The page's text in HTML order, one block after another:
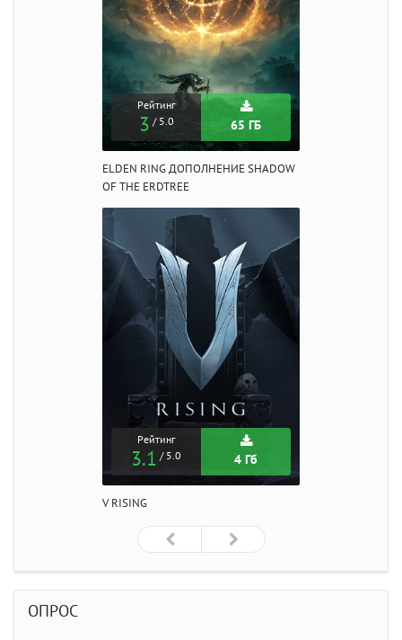
Рейтинг
3 / 5.0 65 ГБ
ELDEN RING ДОПОЛНЕНИЕ SHADOW
OF THE ERDTREE
Рейтинг
3.1 / 5.0 4 Гб
V RISING
ОПРОС